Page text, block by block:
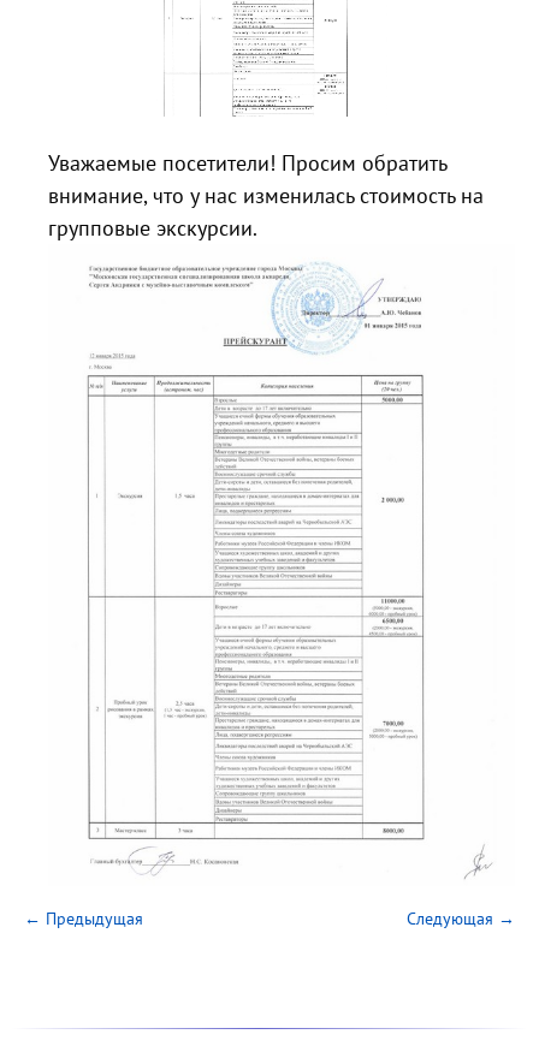
Уважаемые посетители! Просим обратить
внимание, что у нас изменилась стоимость на
групповые экскурсии.
← Предыдущая Следующая →